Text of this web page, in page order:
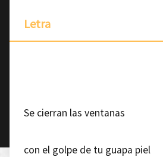
Letra
Se cierran las ventanas
con el golpe de tu guapa piel